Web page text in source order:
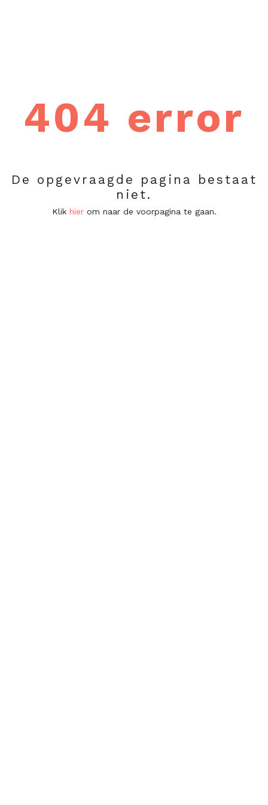
404 error
De opgevraagde pagina bestaat
niet.
Klik hierom naar de voorpagina te gaan.